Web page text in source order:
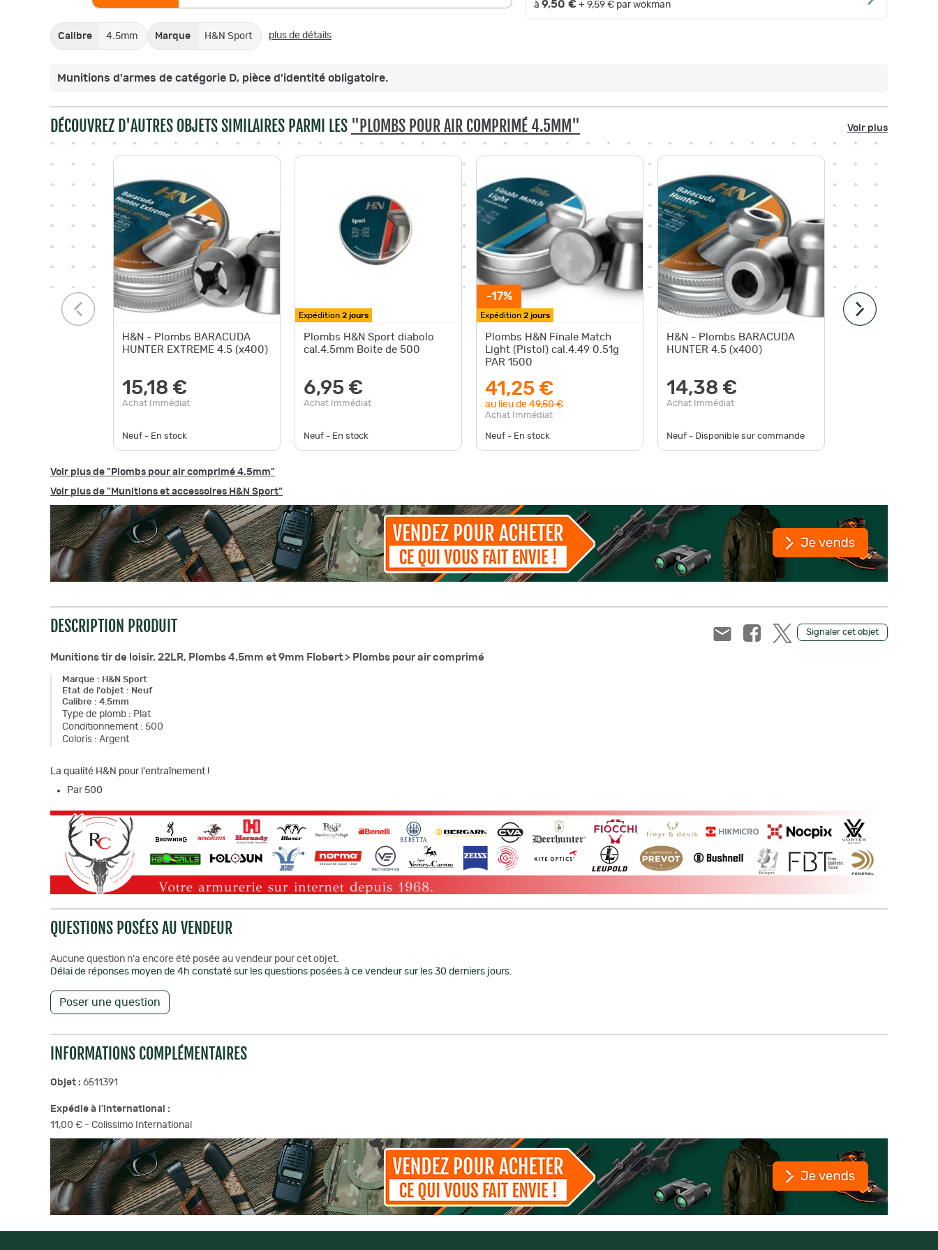
Calibre 4.5mm Marque H&N Sport plus de détails
à 9,50 € + 9,59 € par wokman
Munitions d'armes de catégorie D, pièce d'identité obligatoire.
DÉCOUVREZ D'AUTRES OBJETS SIMILAIRES PARMI LES "PLOMBS POUR AIR COMPRIMÉ 4.5MM" Voir plus
H&N - Plombs BARACUDA
HUNTER EXTREME 4.5 (x400)
15,18 €
Achat Immédiat
Neuf - En stock
Expédition 2 jours
Plombs H&N Sport diabolo
cal.4.5mm Boite de 500
6,95 €
Achat Immédiat
Neuf - En stock
-17%
Expédition 2 jours
Plombs H&N Finale Match
Light (Pistol) cal.4.49 0.51g
PAR 1500
41,25 €
au lieu de 49,50 €
Achat Immédiat
Neuf - En stock
H&N - Plombs BARACUDA
HUNTER 4.5 (x400)
14,38 €
Achat Immédiat
Neuf - Disponible sur commande
Voir plus de "Plombs pour air comprimé 4.5mm"
Voir plus de "Munitions et accessoires H&N Sport"
Signaler cet objet
DESCRIPTION PRODUIT
Munitions tir de loisir, 22LR, Plombs 4,5mm et 9mm Flobert > Plombs pour air comprimé
Marque : H&N Sport
Etat de l'objet : Neuf
Calibre : 4.5mm
Type de plomb : Plat
Conditionnement : 500
Coloris : Argent
La qualité H&N pour l'entraînement !
Par 500
QUESTIONS POSÉES AU VENDEUR
Aucune question n'a encore été posée au vendeur pour cet objet.
Délai de réponses moyen de 4h constaté sur les questions posées à ce vendeur sur les 30 derniers jours.
Poser une question
INFORMATIONS COMPLÉMENTAIRES
Objet : 6511391
Expédie à l'international :
11,00 € - Colissimo International